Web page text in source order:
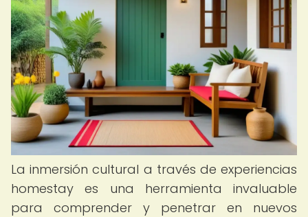
La inmersión cultural a través de experiencias
homestay es una herramienta invaluable
para comprender y penetrar en nuevos